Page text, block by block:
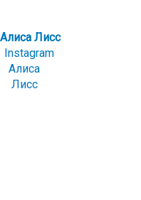
Instagram
Алиса
Лисс